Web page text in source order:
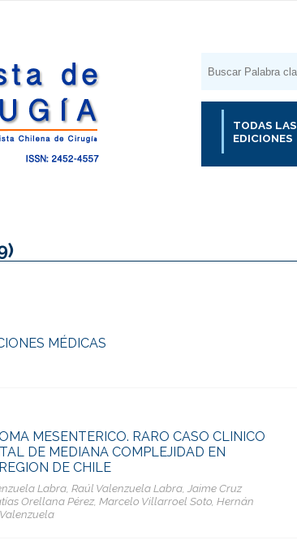
TODAS LAS
EDICIONES
MÉDICAS
MESENTERICO. RARO CASO CLINICO
DE MEDIANA COMPLEJIDAD EN
DE CHILE
Labra, Raúl Valenzuela Labra, Jaime Cruz
Orellana Pérez, Marcelo Villarroel Soto, Hernán